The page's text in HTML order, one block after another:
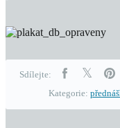
Sdílejte:
Kategorie: